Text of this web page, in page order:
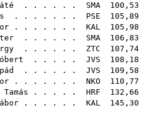
. . . . . . SMA
. . . . . . . PSE
. . . . . . . KAL
. . . . . . SMA
. . . . . . ZTC
. . . . . JVS
. . . . . . JVS
. . . . . . . NKO
. . . . . HRF
. . . . . . KAL